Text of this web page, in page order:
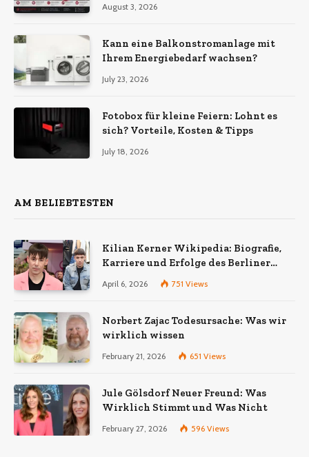
Ökonomie, EU-Fertigung und
wirklich bedeuten
August 3, 2026
Kann eine Balkonstromanlage mit
Ihrem Energiebedarf wachsen?
July 23, 2026
Fotobox für kleine Feiern: Lohnt es
sich? Vorteile, Kosten & Tipps
July 18, 2026
AM BELIEBTESTEN
Kilian Kerner Wikipedia: Biografie,
Karriere und Erfolge des Berliner
Modedesigners
April 6, 2026 751 Views
Norbert Zajac Todesursache: Was wir
wirklich wissen
February 21, 2026 651 Views
Jule Gölsdorf Neuer Freund: Was
Wirklich Stimmt und Was Nicht
February 27, 2026 596 Views